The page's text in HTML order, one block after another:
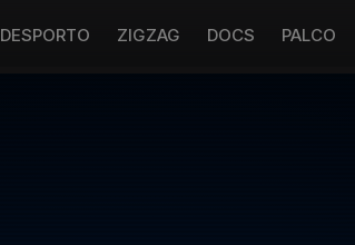
DESPORTO ZIGZAG DOCS PALCO